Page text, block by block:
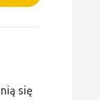
się